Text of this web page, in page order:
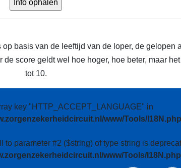
basis van de leeftijd van de loper, de gelopen
score geldt wel hoe hoger, hoe beter, maar
tot 10.
key "HTTP_ACCEPT_LANGUAGE" in
www/Tools/I18N.php
to parameter #2 ($string) of type string is
www/Tools/I18N.php